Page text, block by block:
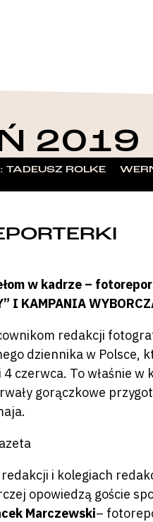
2019
TADEUSZ ROLKE.
w kadrze –
I KAMPANIA
redakcji
dziennika w Polsce,
czerwca. To właśnie w
gorączkowe
i kolegiach
opowiedzą goście
Marczewski–